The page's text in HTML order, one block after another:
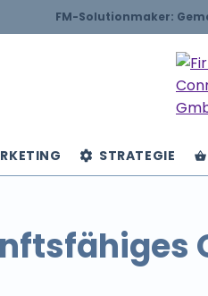
FM-Solutionmaker:
STRATEGIE